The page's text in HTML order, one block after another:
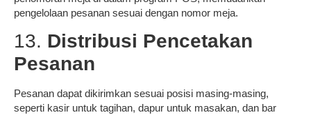
pengelolaan pesanan sesuai dengan nomor meja.
13. Distribusi Pencetakan
Pesanan
Pesanan dapat dikirimkan sesuai posisi masing-masing,
seperti kasir untuk tagihan, dapur untuk masakan, dan bar